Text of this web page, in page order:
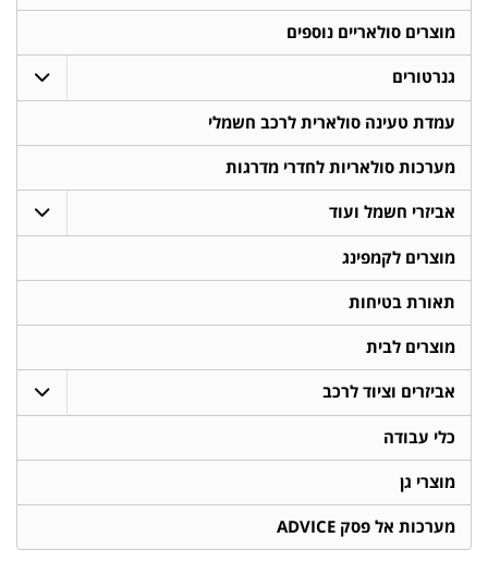
מוצרים סולאריים נוספים
גנרטורים
עמדת טעינה סולארית לרכב חשמלי
מערכות סולאריות לחדרי מדרגות
אביזרי חשמל ועוד
מוצרים לקמפינג
תאורת בטיחות
מוצרים לבית
אביזרים וציוד לרכב
כלי עבודה
מוצרי גן
מערכות אל פסק ADVICE